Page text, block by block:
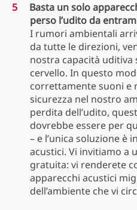
Basta un solo
perso l’udito da
I rumori ambientali
da tutte le direzioni,
nostra capacità uditiva
cervello. In questo
correttamente suoni e
sicurezza nel nostro
perdita dell’udito,
dovrebbe essere per
– e l’unica soluzione è
acustici. Vi invitiamo a
gratuita: vi renderete
apparecchi acustici
dell’ambiente che vi